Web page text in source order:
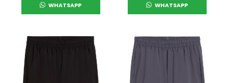
WHATSAPP WHATSAPP